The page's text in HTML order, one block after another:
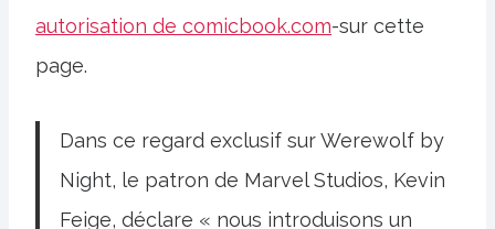
autorisation de comicbook.com-sur cette
page.
Dans ce regard exclusif sur Werewolf by
Night, le patron de Marvel Studios, Kevin
Feige, déclare « nous introduisons un